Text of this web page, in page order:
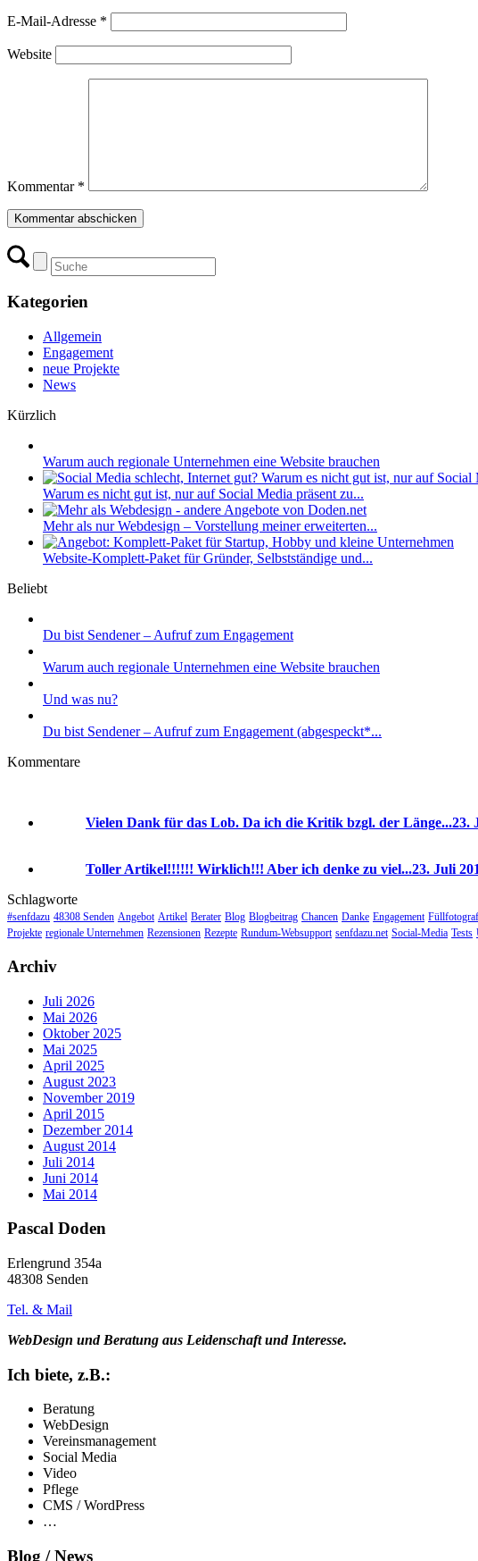
E-Mail-Adresse *
Website
Kommentar *
Kategorien
Allgemein
Engagement
neue Projekte
News
Kürzlich
Warum auch regionale Unternehmen eine Website brauchen
Warum es nicht gut ist, nur auf Social Media präsent zu...
Mehr als nur Webdesign – Vorstellung meiner erweiterten...
Website-Komplett-Paket für Gründer, Selbstständige und...
Beliebt
Du bist Sendener – Aufruf zum Engagement
Warum auch regionale Unternehmen eine Website brauchen
Und was nu?
Du bist Sendener – Aufruf zum Engagement (abgespeckt*...
Kommentare
Vielen Dank für das Lob. Da ich die Kritik bzgl. der Länge...23.
Toller Artikel!!!!!! Wirklich!!! Aber ich denke zu viel...23. Juli
Schlagworte
#senfdazu 48308 Senden Angebot Artikel Berater Blog Blogbeitrag Chancen Danke Engagement
Projekte regionale Unternehmen Rezensionen Rezepte Rundum-Websupport senfdazu.net Social-Media Tests
Archiv
Juli 2026
Mai 2026
Oktober 2025
Mai 2025
April 2025
August 2023
November 2019
April 2015
Dezember 2014
August 2014
Juli 2014
Juni 2014
Mai 2014
Pascal Doden
Erlengrund 354a
48308 Senden
Tel. & Mail
WebDesign und Beratung aus Leidenschaft und Interesse.
Ich biete, z.B.:
Beratung
WebDesign
Vereinsmanagement
Social Media
Video
Pflege
CMS / WordPress
…
Blog / News